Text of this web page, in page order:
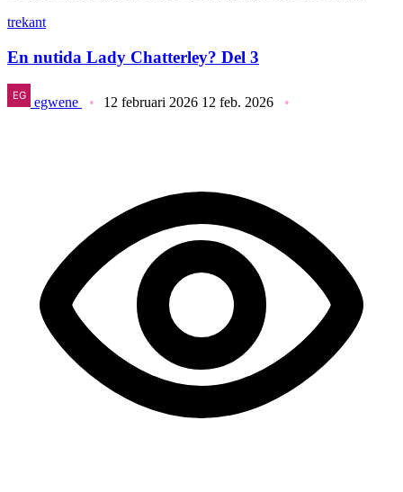
trekant
En nutida Lady Chatterley? Del 3
egwene 12 februari 2026 12 feb. 2026